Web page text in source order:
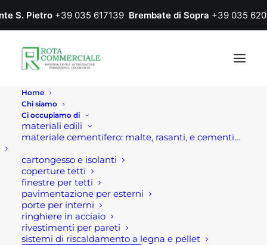
S. Pietro +39 035 617139 Brembate di Sopra +39 035
Home
Chi siamo
Ci occupiamo di
materiali edili
materiale cementifero: malte, rasanti, e cementi…
cartongesso e isolanti
coperture tetti
finestre per tetti
pavimentazione per esterni
porte per interni
ringhiere in acciaio
rivestimenti per pareti
sistemi di riscaldamento a legna e pellet
Home Prodotto Colore NCS S 0540-Y
NCS S 0540-Y